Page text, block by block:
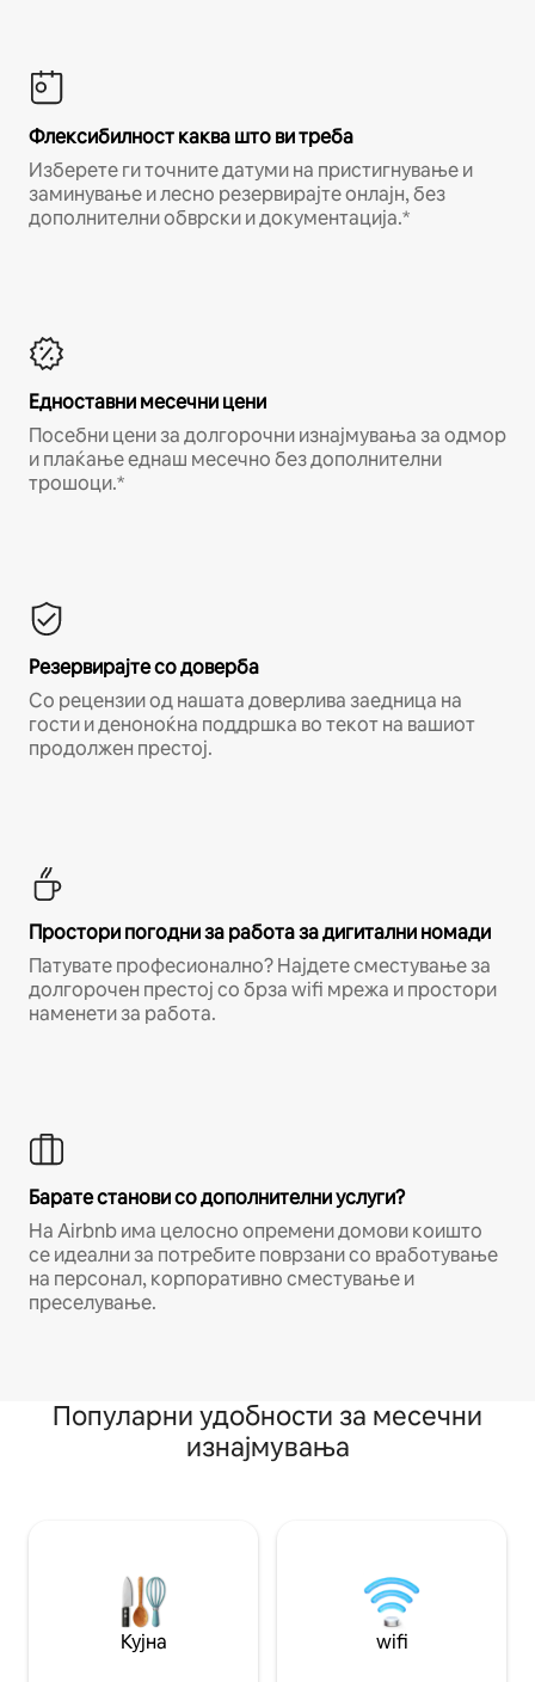
Флексибилност каква што ви треба
Изберете ги точните датуми на пристигнување и
заминување и лесно резервирајте онлајн, без
дополнителни обврски и документација.*
Едноставни месечни цени
Посебни цени за долгорочни изнајмувања за одмор
и плаќање еднаш месечно без дополнителни
трошоци.*
Резервирајте со доверба
Со рецензии од нашата доверлива заедница на
гости и деноноќна поддршка во текот на вашиот
продолжен престој.
Простори погодни за работа за дигитални номади
Патувате професионално? Најдете сместување за
долгорочен престој со брза wifi мрежа и простори
наменети за работа.
Барате станови со дополнителни услуги?
На Airbnb има целосно опремени домови коишто
се идеални за потребите поврзани со вработување
на персонал, корпоративно сместување и
преселување.
Популарни удобности за месечни
изнајмувања
Кујна wifi